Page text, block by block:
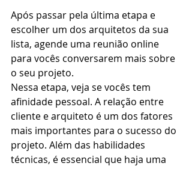
Após passar pela última etapa e
escolher um dos arquitetos da sua
lista, agende uma reunião online
para vocês conversarem mais sobre
o seu projeto.
Nessa etapa, veja se vocês tem
afinidade pessoal. A relação entre
cliente e arquiteto é um dos fatores
mais importantes para o sucesso do
projeto. Além das habilidades
técnicas, é essencial que haja uma